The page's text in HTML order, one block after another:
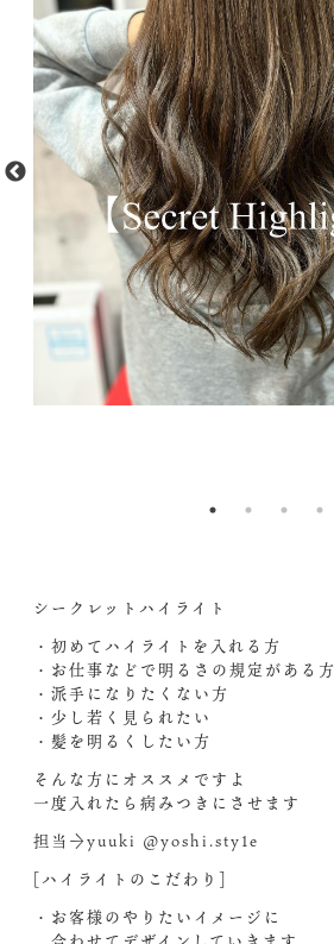
シークレットハイライト
・初めてハイライトを入れる方
・お仕事などで明るさの規定がある方
・派手になりたくない方
・少し若く見られたい
・髪を明るくしたい方
そんな方にオススメですよ
一度入れたら病みつきにさせます
担当→yuuki @yoshi.sty1e
[ハイライトのこだわり]
・お客様のやりたいイメージに